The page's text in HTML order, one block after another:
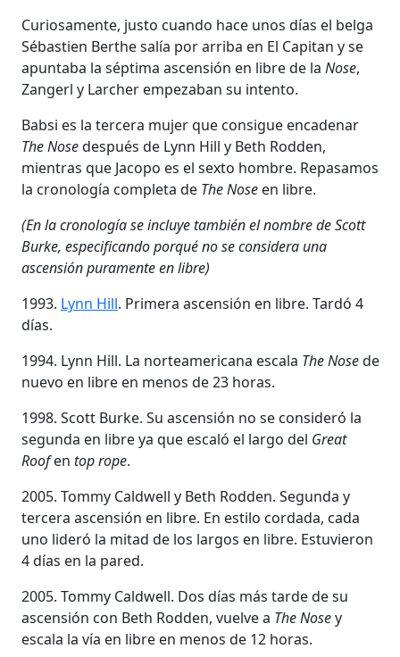
Curiosamente, justo cuando hace unos días el belga
Sébastien Berthe salía por arriba en El Capitan y se
apuntaba la séptima ascensión en libre de la Nose,
Zangerl y Larcher empezaban su intento.
Babsi es la tercera mujer que consigue encadenar
The Nosedespués de Lynn Hill y Beth Rodden,
mientras que Jacopo es el sexto hombre. Repasamos
la cronología completa de The Nose en libre.
(En la cronología se incluye también el nombre de Scott
Burke, especificando porqué no se considera una
ascensión puramente en libre)
1993. Lynn Hill. Primera ascensión en libre. Tardó 4
días.
1994. Lynn Hill. La norteamericana escala The Nosede
nuevo en libre en menos de 23 horas.
1998. Scott Burke. Su ascensión no se consideró la
segunda en libre ya que escaló el largo del Great
Roofen top rope.
2005. Tommy Caldwell y Beth Rodden. Segunda y
tercera ascensión en libre. En estilo cordada, cada
uno lideró la mitad de los largos en libre. Estuvieron
4 días en la pared.
2005. Tommy Caldwell. Dos días más tarde de su
ascensión con Beth Rodden, vuelve a The Nosey
escala la vía en libre en menos de 12 horas.